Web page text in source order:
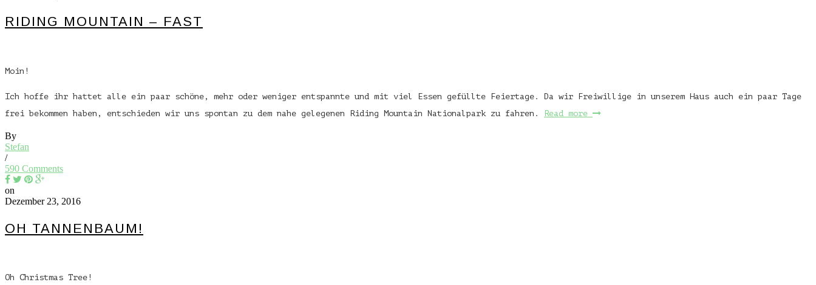
RIDING MOUNTAIN – FAST
Moin!
Ich hoffe ihr hattet alle ein paar schöne, mehr oder weniger entspannte und mit viel Essen gefüllte Feiertage. Da wir Freiwillige in unserem Haus auch ein paar Tage
frei bekommen haben, entschieden wir uns spontan zu dem nahe gelegenen Riding Mountain Nationalpark zu fahren.
Read more
By
Stefan
/
590 Comments
on
Dezember 23, 2016
OH TANNENBAUM!
Oh Christmas Tree!